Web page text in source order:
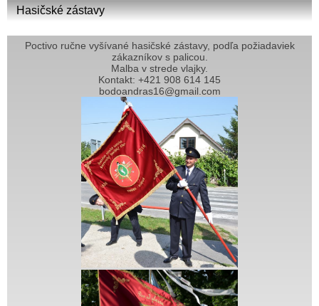
Hasičské zástavy
Poctivo ručne vyšívané hasičské zástavy, podľa požiadaviek
zákazníkov s palicou.
Malba v strede vlajky.
Kontakt: +421 908 614 145
bodoandras16@gmail.com